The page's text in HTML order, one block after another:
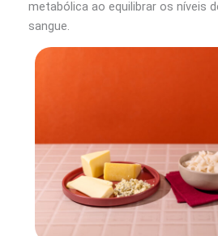
metabólica ao equilibrar os níveis
sangue.